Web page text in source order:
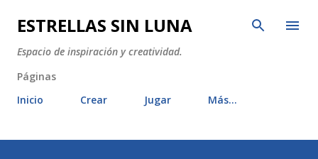
Ir al contenido principal
ESTRELLAS SIN LUNA
Espacio de inspiración y creatividad.
Páginas
Inicio
Crear Jugar Más…